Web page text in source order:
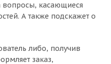
вопросы, касающиеся
А также подскажет о
либо, получив
заказ,